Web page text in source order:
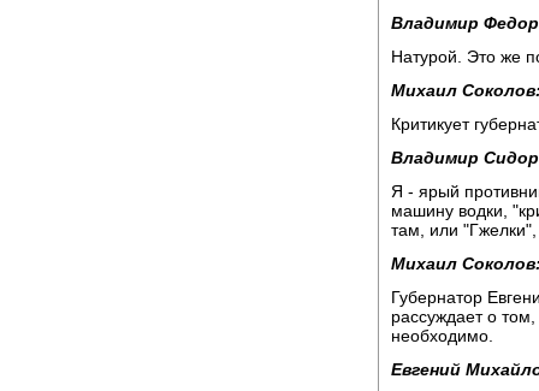
Владимир
Натурой. Это же
Михаил
Критикует
Владимир
Я - ярый
машину водки,
там, или
Михаил
Губернатор
рассуждает о
необходимо.
Евгений